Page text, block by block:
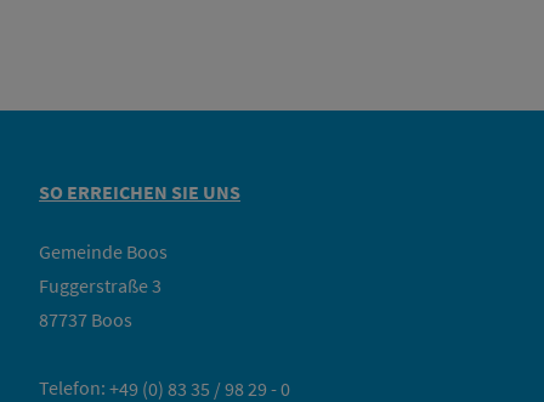
SO ERREICHEN SIE UNS
Gemeinde Boos
Fuggerstraße 3
87737 Boos
Telefon: +49 (0) 83 35 / 98 29 - 0